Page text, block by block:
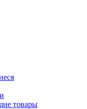
товары